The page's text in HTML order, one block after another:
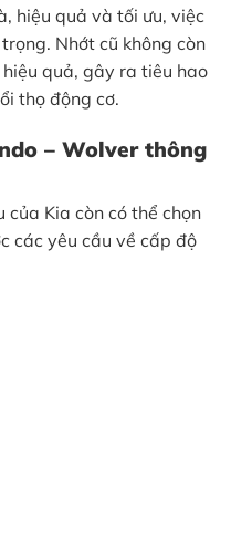
hiệu quả và tối ưu, việc
Nhớt cũ không còn
quả, gây ra tiêu hao
thọ động cơ.
– Wolver thông
của Kia còn có thể chọn
các yêu cầu về cấp độ